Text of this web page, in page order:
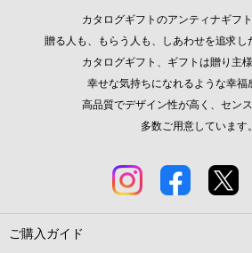
カタログギフトのアンティナギフト
贈る人も、もらう人も、しあわせを追求し
カタログギフト、ギフトは贈り主
幸せな気持ちになれるような幸福
高品質でデザイン性が高く、セン
多数ご用意しています。
ご購入ガイド